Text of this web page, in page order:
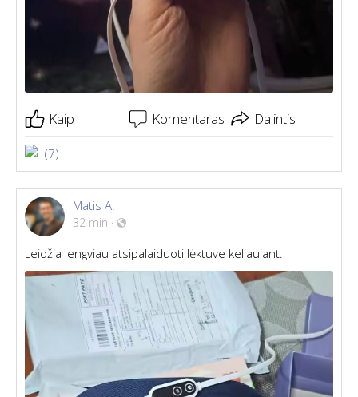
Kaip Komentaras Dalintis
(7)
Matis A.
32 min ·
Leidžia lengviau atsipalaiduoti lėktuve keliaujant.